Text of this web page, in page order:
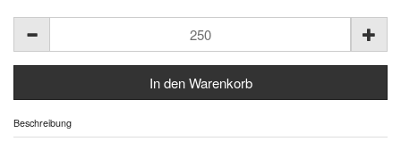
Beschreibung